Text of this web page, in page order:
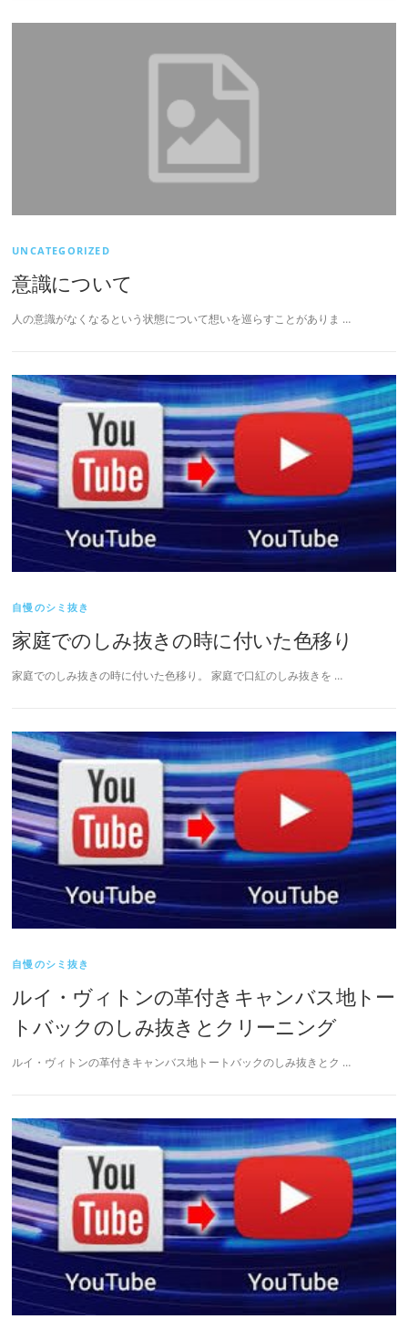
UNCATEGORIZED
意識について
人の意識がなくなるという状態について想いを巡らすことがありま …
自慢のシミ抜き
家庭でのしみ抜きの時に付いた色移り
家庭でのしみ抜きの時に付いた色移り。 家庭で口紅のしみ抜きを …
自慢のシミ抜き
ルイ・ヴィトンの革付きキャンバス地トー
トバックのしみ抜きとクリーニング
ルイ・ヴィトンの革付きキャンバス地トートバックのしみ抜きとク …